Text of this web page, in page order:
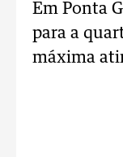
Em Ponta
para a
máxima